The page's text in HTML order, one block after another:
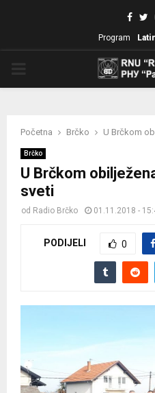
Program
Početna Brčko U Brčkom
Brčko
U Brčkom
sveti
od Radio Brčko 01.11.2018 -
PODIJELI 0